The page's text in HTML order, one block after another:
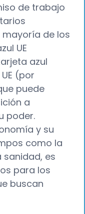
de trabajo
de los
UE
azul
(por
puede
a
poder.
y su
como la
sanidad, es
para los
buscan